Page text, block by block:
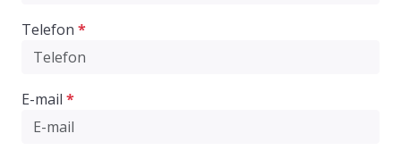
Telefon *
E-mail *